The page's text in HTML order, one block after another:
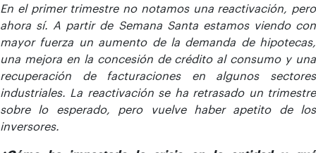
En el primer trimestre no notamos una reactivación, pero
ahora sí. A partir de Semana Santa estamos viendo con
mayor fuerza un aumento de la demanda de hipotecas,
una mejora en la concesión de crédito al consumo y una
recuperación de facturaciones en algunos sectores
industriales. La reactivación se ha retrasado un trimestre
sobre lo esperado, pero vuelve haber apetito de los
inversores.